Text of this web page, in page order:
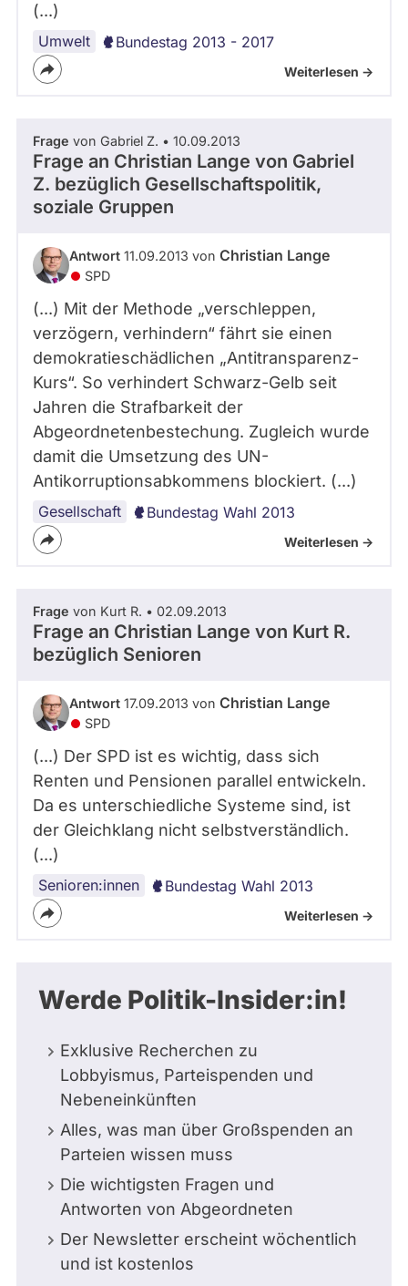
(...)
Umwelt Bundestag 2013 - 2017
Weiterlesen ->
Frage von Gabriel Z. • 10.09.2013
Frage an Christian Lange von Gabriel
Z. bezüglich Gesellschaftspolitik,
soziale Gruppen
Antwort 11.09.2013 von Christian Lange
SPD
(...) Mit der Methode „verschleppen,
verzögern, verhindern“ fährt sie einen
demokratieschädlichen „Antitransparenz-
Kurs“. So verhindert Schwarz-Gelb seit
Jahren die Strafbarkeit der
Abgeordnetenbestechung. Zugleich wurde
damit die Umsetzung des UN-
Antikorruptionsabkommens blockiert. (...)
Gesellschaft Bundestag Wahl 2013
Weiterlesen ->
Frage von Kurt R. • 02.09.2013
Frage an Christian Lange von Kurt R.
bezüglich Senioren
Antwort 17.09.2013 von Christian Lange
SPD
(...) Der SPD ist es wichtig, dass sich
Renten und Pensionen parallel entwickeln.
Da es unterschiedliche Systeme sind, ist
der Gleichklang nicht selbstverständlich.
(...)
Senioren:innen Bundestag Wahl 2013
Weiterlesen ->
Werde Politik-Insider:in!
Exklusive Recherchen zu
Lobbyismus, Parteispenden und
Nebeneinkünften
Alles, was man über Großspenden an
Parteien wissen muss
Die wichtigsten Fragen und
Antworten von Abgeordneten
Der Newsletter erscheint wöchentlich
und ist kostenlos